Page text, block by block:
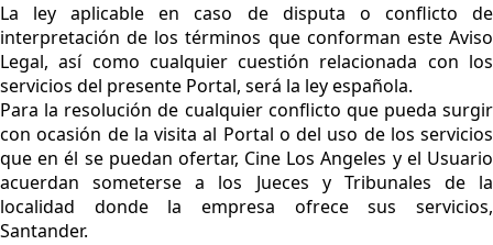
La ley aplicable en caso de disputa o conflicto de
interpretación de los términos que conforman este Aviso
Legal, así como cualquier cuestión relacionada con los
servicios del presente Portal, será la ley española.
Para la resolución de cualquier conflicto que pueda surgir
con ocasión de la visita al Portal o del uso de los servicios
que en él se puedan ofertar, Cine Los Angeles y el Usuario
acuerdan someterse a los Jueces y Tribunales de la
localidad donde la empresa ofrece sus servicios,
Santander.